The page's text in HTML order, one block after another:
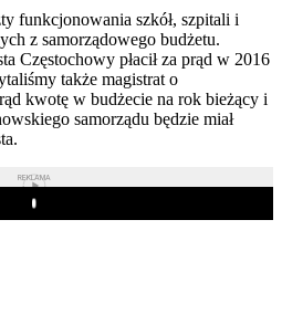
funkcjonowania szkół, szpitali i
z samorządowego budżetu.
Częstochowy płacił za prąd w 2016
także magistrat o
kwotę w budżecie na rok bieżący i
samorządu będzie miał
REKLAMA
Play